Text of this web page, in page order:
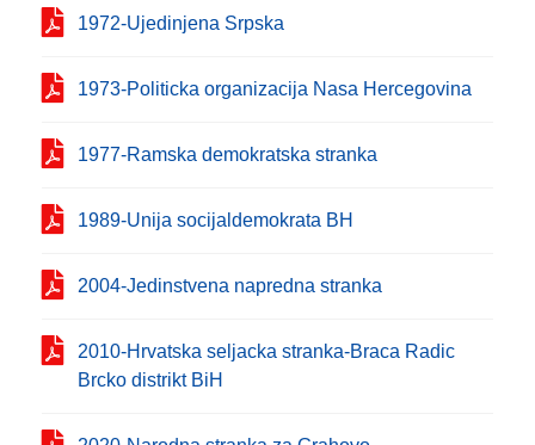
1972-Ujedinjena Srpska
1973-Politicka organizacija Nasa Hercegovina
1977-Ramska demokratska stranka
1989-Unija socijaldemokrata BH
2004-Jedinstvena napredna stranka
2010-Hrvatska seljacka stranka-Braca Radic
Brcko distrikt BiH